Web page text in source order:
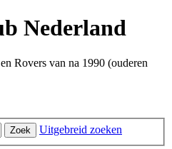
Nederland
Rovers van na 1990 (ouderen
Zoek Uitgebreid zoeken